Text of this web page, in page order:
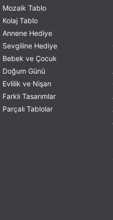
Mozaik Tablo
Kolaj Tablo
Annene Hediye
Sevgiline Hediye
Bebek ve Çocuk
Doğum Günü
Evlilik ve Nişan
Farklı Tasarımlar
Parçalı Tablolar